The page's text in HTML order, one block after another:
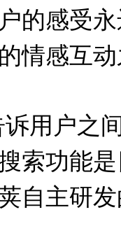
的感受
情感互
户之间
索功能
自主研